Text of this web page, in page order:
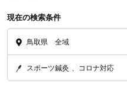
現在の検索条件
鳥取県 全域
スポーツ鍼灸 コロナ対応